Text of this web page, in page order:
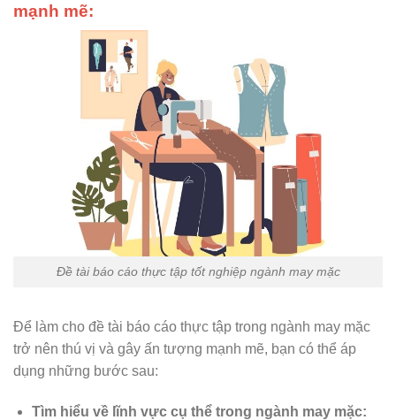
mạnh mẽ:
Đề tài báo cáo thực tập tốt nghiệp ngành may mặc
Để làm cho đề tài báo cáo thực tập trong ngành may mặc
trở nên thú vị và gây ấn tượng mạnh mẽ, bạn có thể áp
dụng những bước sau:
Tìm hiểu về lĩnh vực cụ thể trong ngành may mặc: